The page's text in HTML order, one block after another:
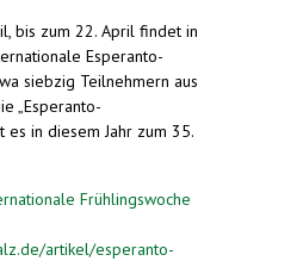
bis zum 22. April findet in
Esperanto-
siebzig Teilnehmern aus
„Esperanto-
es in diesem Jahr zum 35.
Frühlingswoche
artikel/esperanto-